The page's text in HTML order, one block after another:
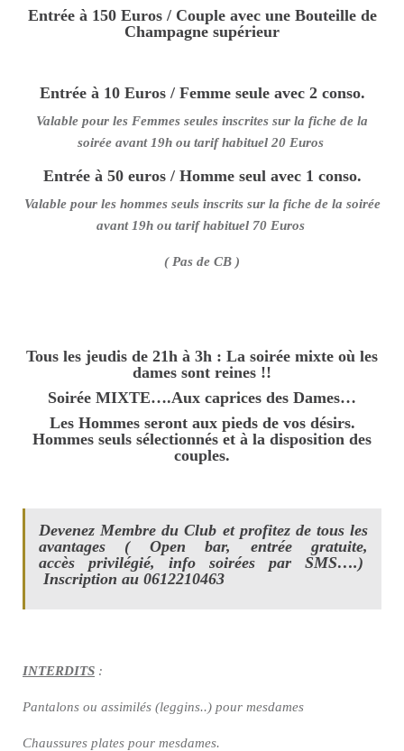
Entrée à 150 Euros / Couple avec une Bouteille de
Champagne supérieur
Entrée à 10 Euros / Femme seule avec 2 conso.
Valable pour les Femmes seules inscrites sur la fiche de la
soirée avant 19h ou tarif habituel 20 Euros
Entrée à 50 euros / Homme seul avec 1 conso.
Valable pour les hommes seuls inscrits sur la fiche de la soirée
avant 19h ou tarif habituel 70 Euros
( Pas de CB )
Tous les jeudis de 21h à 3h : La soirée mixte où les
dames sont reines !!
Soirée MIXTE….Aux caprices des Dames…
Les Hommes seront aux pieds de vos désirs.
Hommes seuls sélectionnés et à la disposition des
couples.
Devenez Membre du Club et profitez de tous les
avantages ( Open bar, entrée gratuite,
accès privilégié, info soirées par SMS….)
Inscription au 0612210463
INTERDITS :
Pantalons ou assimilés (leggins..) pour mesdames
Chaussures plates pour mesdames.